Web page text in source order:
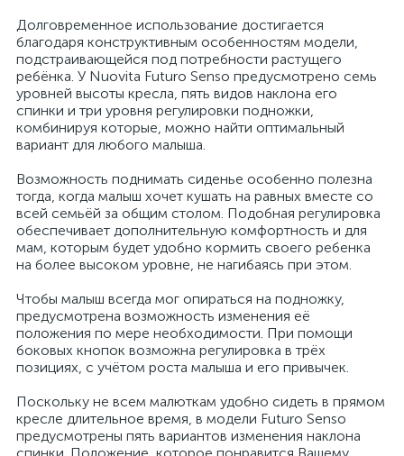
Долговременное использование достигается
благодаря конструктивным особенностям модели,
подстраивающейся под потребности растущего
ребёнка. У Nuovita Futuro Senso предусмотрено семь
уровней высоты кресла, пять видов наклона его
спинки и три уровня регулировки подножки,
комбинируя которые, можно найти оптимальный
вариант для любого малыша.
Возможность поднимать сиденье особенно полезна
тогда, когда малыш хочет кушать на равных вместе со
всей семьёй за общим столом. Подобная регулировка
обеспечивает дополнительную комфортность и для
мам, которым будет удобно кормить своего ребенка
на более высоком уровне, не нагибаясь при этом.
Чтобы малыш всегда мог опираться на подножку,
предусмотрена возможность изменения её
положения по мере необходимости. При помощи
боковых кнопок возможна регулировка в трёх
позициях, с учётом роста малыша и его привычек.
Поскольку не всем малюткам удобно сидеть в прямом
кресле длительное время, в модели Futuro Senso
предусмотрены пять вариантов изменения наклона